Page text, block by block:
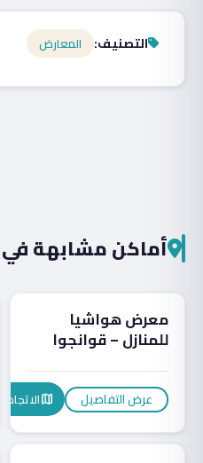
التصنيف: المعارض
أماكن مشابهة
معرض هواشيا
للمنازل – قوانجوا
عرض التفاصيل mapالاتجاهات
أغذية